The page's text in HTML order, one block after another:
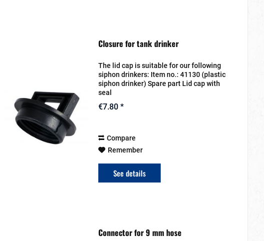
Closure for tank drinker
The lid cap is suitable for our following
siphon drinkers: Item no.: 41130 (plastic
siphon drinker) Spare part Lid cap with
seal
€7.80 *
Compare
Remember
See details
Connector for 9 mm hose